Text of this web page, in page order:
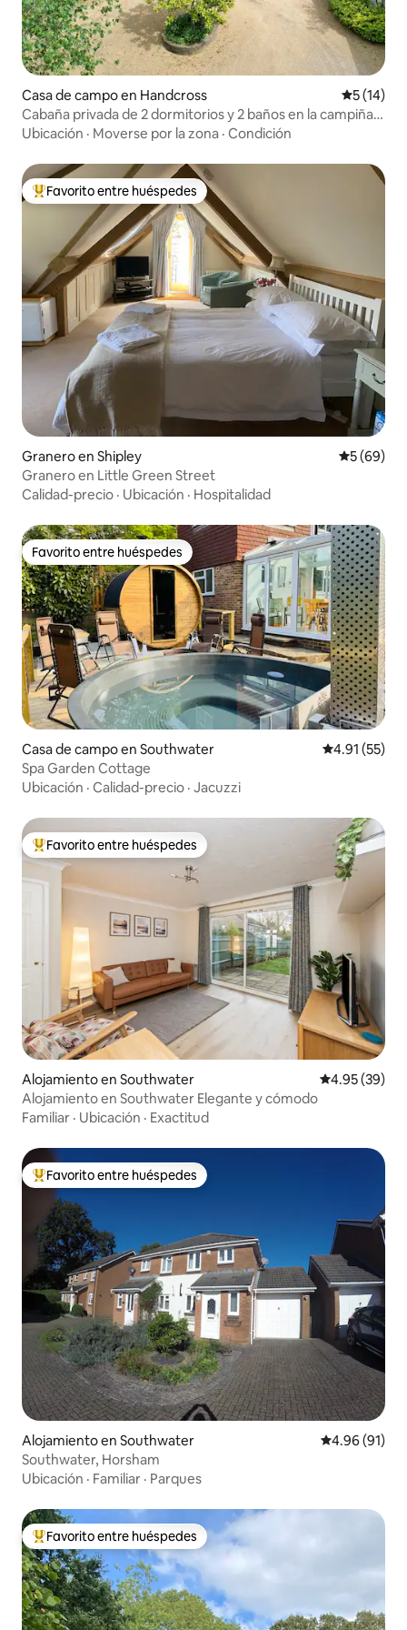
Casa de campo en Handcross
5 (14)
Cabaña privada de 2 dormitorios y 2 baños en la campiña
de Sussex
Ubicación · Moverse por la zona · Condición
Favorito entre huéspedes preferido
Favorito entre huéspedes
Granero en Shipley
5 (69)
Granero en Little Green Street
Calidad-precio · Ubicación · Hospitalidad
Favorito entre huéspedes
Favorito entre huéspedes
Casa de campo en Southwater Calificación
4.91 (55)
Spa Garden Cottage
Ubicación · Calidad-precio · Jacuzzi
Favorito entre huéspedes preferido
Favorito entre huéspedes
Alojamiento en Southwater Calificación
4.95 (39)
Alojamiento en Southwater Elegante y cómodo
Familiar · Ubicación · Exactitud
Favorito entre huéspedes preferido
Favorito entre huéspedes
Alojamiento en Southwater Calificación
4.96 (91)
Southwater, Horsham
Ubicación · Familiar · Parques
Favorito entre huéspedes preferido
Favorito entre huéspedes